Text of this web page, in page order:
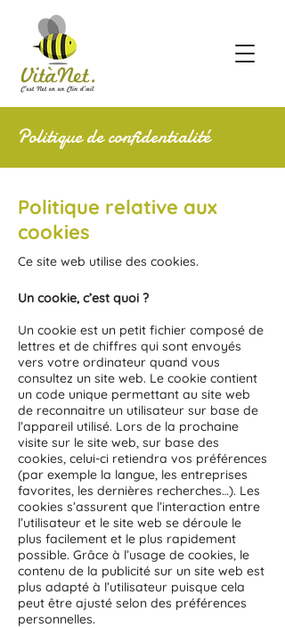
Politique de confidentialité
Politique relative aux
cookies
Ce site web utilise des cookies.
Un cookie, c’est quoi ?
Un cookie est un petit fichier composé de
lettres et de chiffres qui sont envoyés
vers votre ordinateur quand vous
consultez un site web. Le cookie contient
un code unique permettant au site web
de reconnaitre un utilisateur sur base de
l’appareil utilisé. Lors de la prochaine
visite sur le site web, sur base des
cookies, celui-ci retiendra vos préférences
(par exemple la langue, les entreprises
favorites, les dernières recherches…). Les
cookies s’assurent que l’interaction entre
l’utilisateur et le site web se déroule le
plus facilement et le plus rapidement
possible. Grâce à l’usage de cookies, le
contenu de la publicité sur un site web est
plus adapté à l’utilisateur puisque cela
peut être ajusté selon des préférences
personnelles.